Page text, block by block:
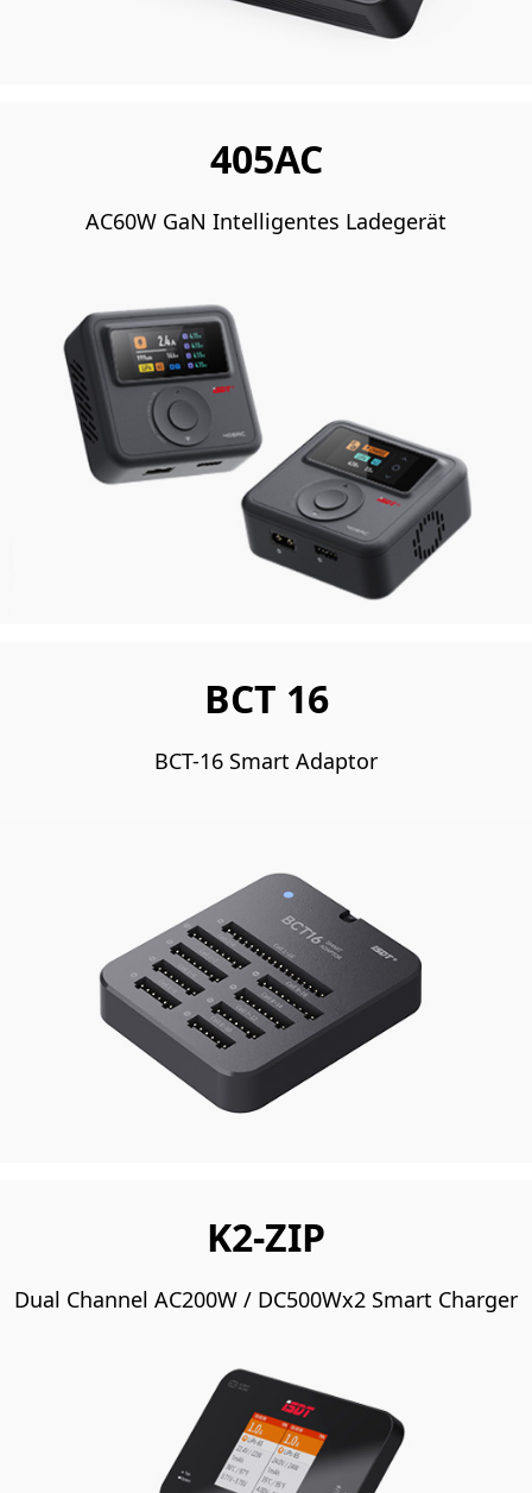
405AC
AC60W GaN Intelligentes Ladegerät
BCT 16
BCT-16 Smart Adaptor
K2-ZIP
Dual Channel AC200W / DC500Wx2 Smart Charger